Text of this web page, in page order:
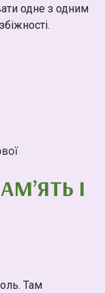
одне з одним
І
Там